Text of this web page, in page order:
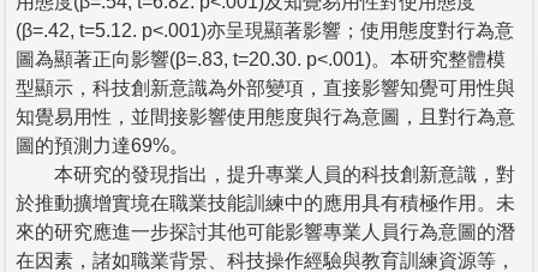
(β=.42, t=5.12. p<.001)亦呈現顯著影響；使用態度對行為意
圖為顯著正向影響(β=.83, t=20.30. p<.001)。本研究整體模
型顯示，科技創新意識為外部變項，直接影響知覺可用性與
知覺易用性，並間接影響使用態度與行為意圖，且對行為意
圖的預測力達69%。
本研究的發現指出，提升專業人員的科技創新意識，對
於推動擴增實境在職業技能訓練中的應用具有積極作用。未
來的研究應進一步探討其他可能影響專業人員行為意圖的潛
在因素，諸如職業背景、科技操作經驗與教育訓練資源等，